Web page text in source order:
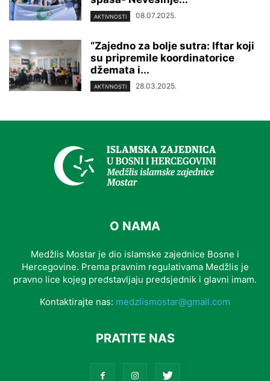
AKTIVNOSTI 08.07.2025.
“Zajedno za bolje sutra: Iftar koji
su pripremile koordinatorice
džemata i...
AKTIVNOSTI 28.03.2025.
O NAMA
Medžlis Mostar je dio islamske zajednice Bosne i
Hercegovine. Prema pravnim regulativama Medžlis je
pravno lice kojeg predstavljaju predsjednik i glavni imam.
Kontaktirajte nas: medzlismostar@gmail.com
PRATITE NAS